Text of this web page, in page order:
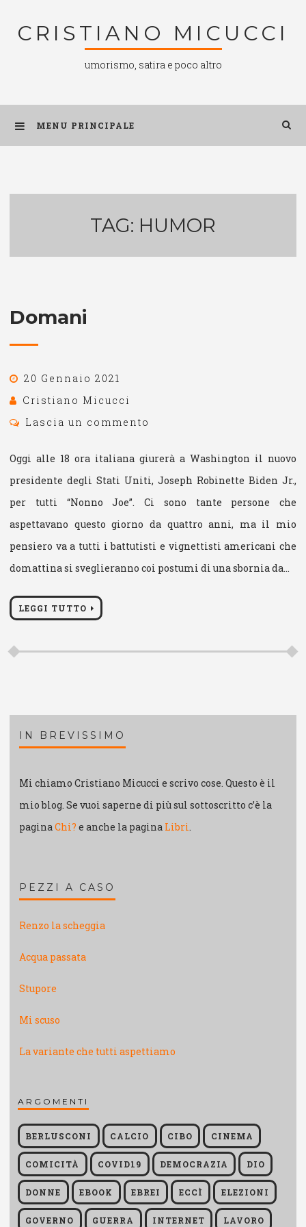
CRISTIANO MICUCCI
umorismo, satira e poco altro
MENU PRINCIPALE
TAG: HUMOR
Domani
20 Gennaio 2021
Cristiano Micucci
Lascia un commento
Oggi alle 18 ora italiana giurerà a Washington il nuovo
presidente degli Stati Uniti, Joseph Robinette Biden Jr.,
per tutti “Nonno Joe”. Ci sono tante persone che
aspettavano questo giorno da quattro anni, ma il mio
pensiero va a tutti i battutisti e vignettisti americani che
domattina si sveglieranno coi postumi di una sbornia da…
LEGGI TUTTO
IN BREVISSIMO
Mi chiamo Cristiano Micucci e scrivo cose. Questo è il
mio blog. Se vuoi saperne di più sul sottoscritto c’è la
paginaChi? e anche la pagina Libri.
PEZZI A CASO
Renzo la scheggia
Acqua passata
Stupore
Mi scuso
La variante che tutti aspettiamo
ARGOMENTI
BERLUSCONI CALCIO CIBO CINEMA
COMICITÀ COVID19 DEMOCRAZIA DIO
DONNE EBOOK EBREI ECCÌ ELEZIONI
GOVERNO GUERRA INTERNET LAVORO